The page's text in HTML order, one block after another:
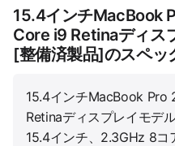
15.4インチMacBook
Core i9 Retinaディス
[整備済製品]のスペッ
15.4インチMacBook
Retinaディスプレイモデ
15.4インチ、2.3GHz 8コ